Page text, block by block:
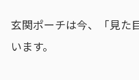
玄関ポーチは今、「見た
います。